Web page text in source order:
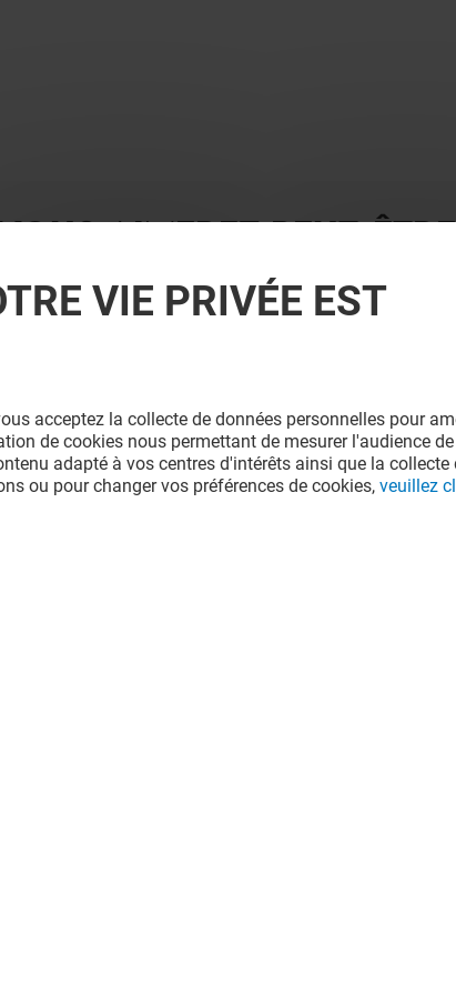
AIMEREZ PEUT-ÊTRE
VIE PRIVÉE EST
acceptez la collecte de données personnelles pour
de cookies nous permettant de mesurer l'audience
adapté à vos centres d'intérêts ainsi que la collecte
ou pour changer vos préférences de cookies, veuillez